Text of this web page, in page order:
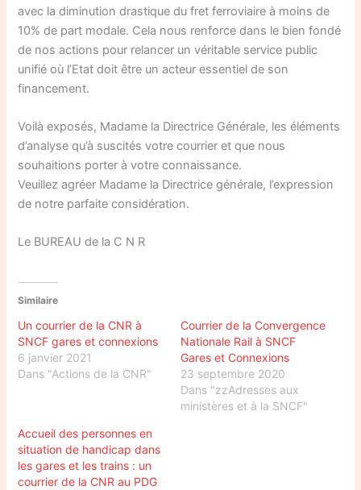
avec la diminution drastique du fret ferroviaire à moins de
10% de part modale. Cela nous renforce dans le bien fondé
de nos actions pour relancer un véritable service public
unifié où l’Etat doit être un acteur essentiel de son
financement.
Voilà exposés, Madame la Directrice Générale, les éléments
d’analyse qu’à suscités votre courrier et que nous
souhaitions porter à votre connaissance.
Veuillez agréer Madame la Directrice générale, l’expression
de notre parfaite considération.
Le BUREAU de la C N R
Similaire
Un courrier de la CNR à
SNCF gares et connexions
6 janvier 2021
Dans "Actions de la CNR"
Courrier de la Convergence
Nationale Rail à SNCF
Gares et Connexions
23 septembre 2020
Dans "zzAdresses aux
ministères et à la SNCF"
Accueil des personnes en
situation de handicap dans
les gares et les trains : un
courrier de la CNR au PDG